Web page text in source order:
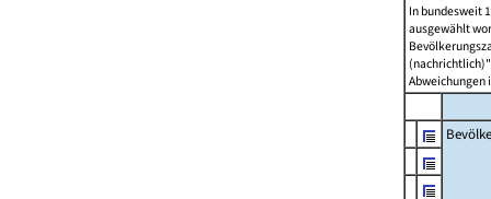
In bundesweit
ausgewählt
Abweichungen